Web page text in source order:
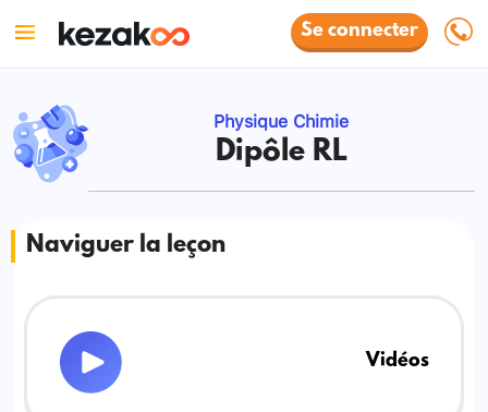
Se connecter
Physique Chimie
Dipôle RL
Naviguer la leçon
Vidéos